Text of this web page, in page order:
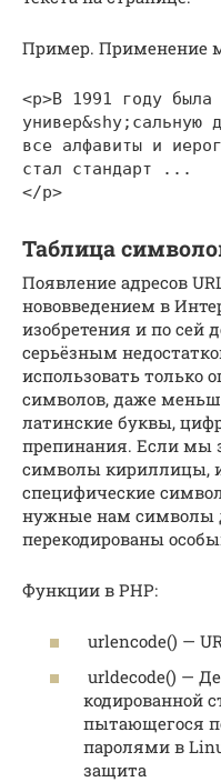
Пример. Применение
<p>В 1991 году
универ&shy;сальную
все алфавиты и
стал стандарт ...
</p>
Таблица
Появление адресов
нововведением в
изобретения и по сей
серьёзным
использовать только
символов, даже
латинские буквы,
препинания. Если мы
символы кириллицы,
специфические
нужные нам символы
перекодированы
Функции в PHP:
urlencode() —
urldecode() —
кодированной
пытающегося
паролями в
защита